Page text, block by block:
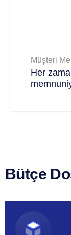
Müşteri
Her
Bütçe